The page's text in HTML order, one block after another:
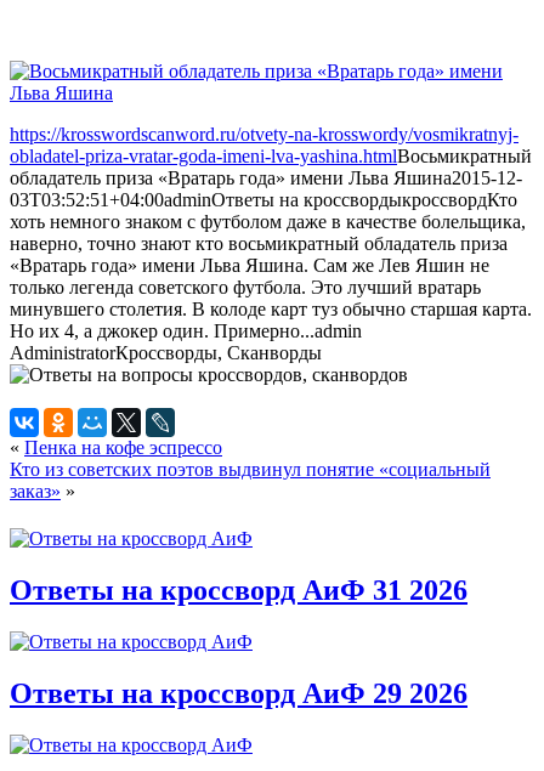
https://krosswordscanword.ru/otvety-na-krosswordy/vosmikratnyj-
obladatel-priza-vratar-goda-imeni-lva-yashina.htmlВосьмикратный
обладатель приза «Вратарь года» имени Льва Яшина2015-12-
03T03:52:51+04:00adminОтветы на кроссвордыкроссвордКто
хоть немного знаком с футболом даже в качестве болельщика,
наверно, точно знают кто восьмикратный обладатель приза
«Вратарь года» имени Льва Яшина. Сам же Лев Яшин не
только легенда советского футбола. Это лучший вратарь
минувшего столетия. В колоде карт туз обычно старшая карта.
Но их 4, а джокер один. Примерно...admin
AdministratorКроссворды, Сканворды
« Пенка на кофе эспрессо
Кто из советских поэтов выдвинул понятие «социальный
заказ» »
Ответы на кроссворд АиФ 31 2026
Ответы на кроссворд АиФ 29 2026